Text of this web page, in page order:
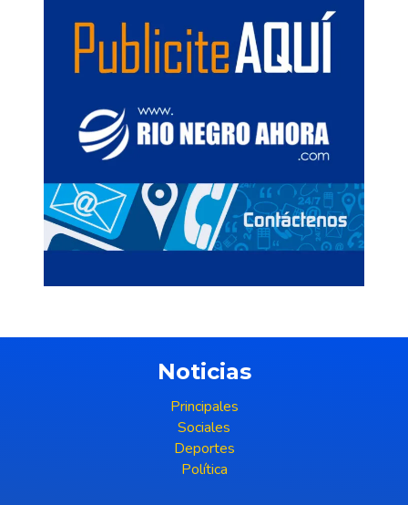
Noticias
Principales
Sociales
Deportes
Política